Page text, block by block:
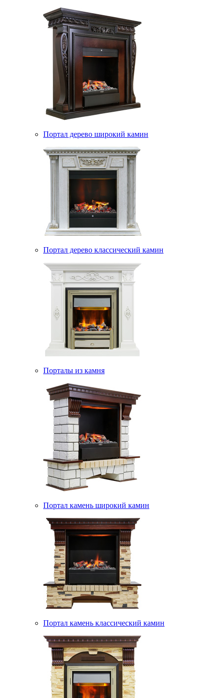
Портал дерево широкий камин
Портал дерево классический камин
Порталы из камня
Портал камень широкий камин
Портал камень классический камин